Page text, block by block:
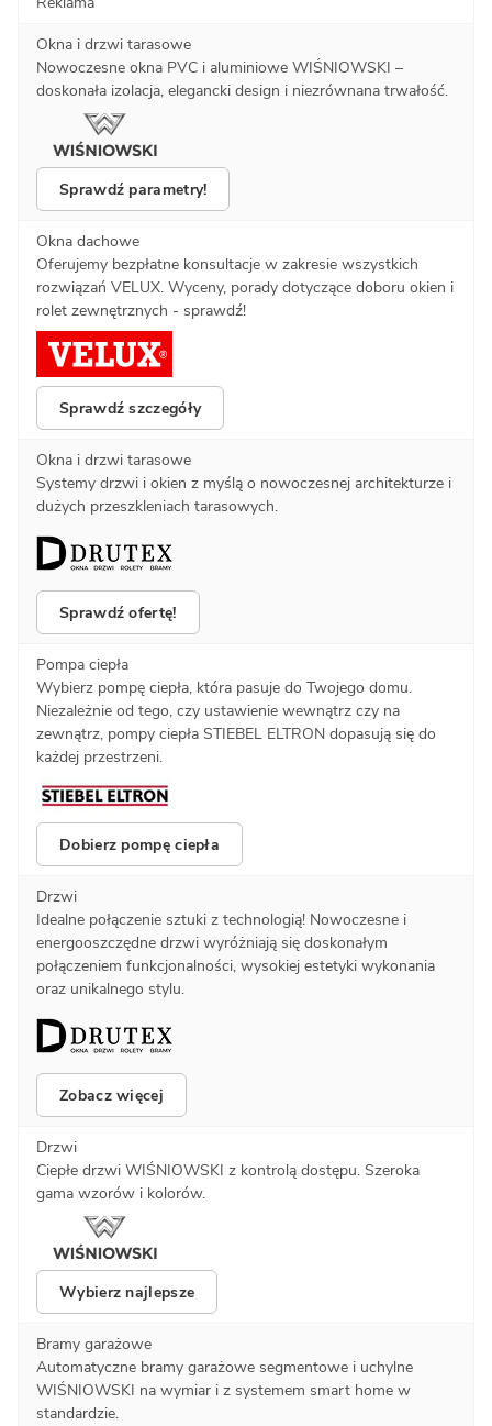
Okna i drzwi tarasowe
Nowoczesne okna PVC i aluminiowe WIŚNIOWSKI –
doskonała izolacja, elegancki design i niezrównana trwałość.
Sprawdź parametry!
Okna dachowe
Oferujemy bezpłatne konsultacje w zakresie wszystkich
rozwiązań VELUX. Wyceny, porady dotyczące doboru okien i
rolet zewnętrznych - sprawdź!
Sprawdź szczegóły
Okna i drzwi tarasowe
Systemy drzwi i okien z myślą o nowoczesnej architekturze i
dużych przeszkleniach tarasowych.
Sprawdź ofertę!
Pompa ciepła
Wybierz pompę ciepła, która pasuje do Twojego domu.
Niezależnie od tego, czy ustawienie wewnątrz czy na
zewnątrz, pompy ciepła STIEBEL ELTRON dopasują się do
każdej przestrzeni.
Dobierz pompę ciepła
Drzwi
Idealne połączenie sztuki z technologią! Nowoczesne i
energooszczędne drzwi wyróżniają się doskonałym
połączeniem funkcjonalności, wysokiej estetyki wykonania
oraz unikalnego stylu.
Zobacz więcej
Drzwi
Ciepłe drzwi WIŚNIOWSKI z kontrolą dostępu. Szeroka
gama wzorów i kolorów.
Wybierz najlepsze
Bramy garażowe
Automatyczne bramy garażowe segmentowe i uchylne
WIŚNIOWSKI na wymiar i z systemem smart home w
standardzie.